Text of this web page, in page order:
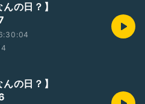
んの日？】
んの日？】